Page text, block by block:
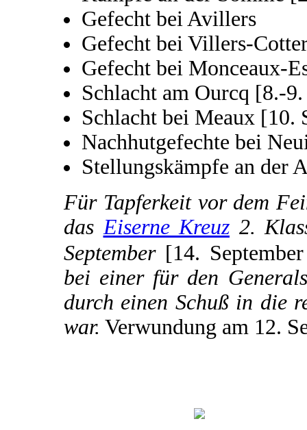
Gefecht bei Avillers
Gefecht bei Villers-
Gefecht bei Monceaux-
Schlacht am Ourcq [8.-
Schlacht bei Meaux [10.
Nachhutgefechte bei
Stellungskämpfe an der
Für Tapferkeit vor dem
das Eiserne Kreuz 2.
September[14.
bei einer für den
durch einen Schuß in die
war. Verwundung am 12.